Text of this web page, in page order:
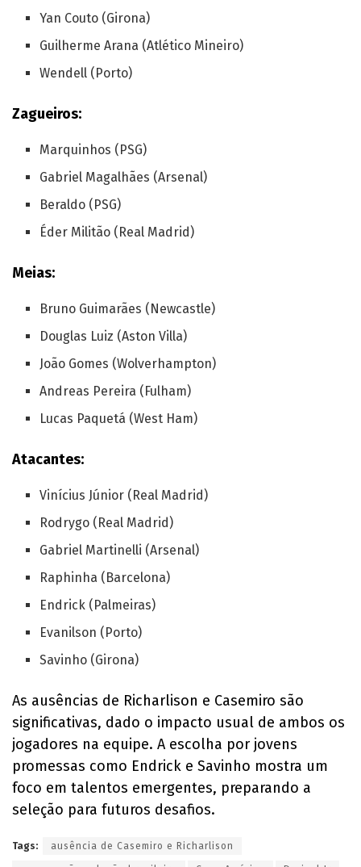
Yan Couto (Girona)
Guilherme Arana (Atlético Mineiro)
Wendell (Porto)
Zagueiros:
Marquinhos (PSG)
Gabriel Magalhães (Arsenal)
Beraldo (PSG)
Éder Militão (Real Madrid)
Meias:
Bruno Guimarães (Newcastle)
Douglas Luiz (Aston Villa)
João Gomes (Wolverhampton)
Andreas Pereira (Fulham)
Lucas Paquetá (West Ham)
Atacantes:
Vinícius Júnior (Real Madrid)
Rodrygo (Real Madrid)
Gabriel Martinelli (Arsenal)
Raphinha (Barcelona)
Endrick (Palmeiras)
Evanilson (Porto)
Savinho (Girona)
As ausências de Richarlison e Casemiro são
significativas, dado o impacto usual de ambos os
jogadores na equipe. A escolha por jovens
promessas como Endrick e Savinho mostra um
foco em talentos emergentes, preparando a
seleção para futuros desafios.
Tags: ausência de Casemiro e Richarlison